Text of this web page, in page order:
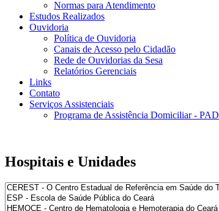
Normas para Atendimento
Estudos Realizados
Ouvidoria
Política de Ouvidoria
Canais de Acesso pelo Cidadão
Rede de Ouvidorias da Sesa
Relatórios Gerenciais
Links
Contato
Serviços Assistenciais
Programa de Assistência Domiciliar - PAD
Hospitais e Unidades